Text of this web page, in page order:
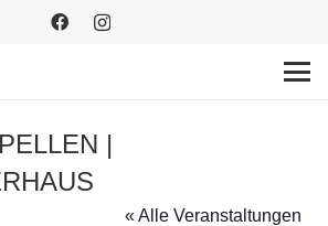
|
« Alle Veranstaltungen